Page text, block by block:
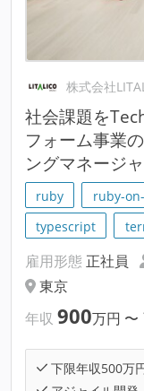
株式会社
社会課題を
フォーム事業
ングマネージ
ruby ruby-
typescript
雇用形態 正社員
東京
年収 900万円 〜
下限年収500万